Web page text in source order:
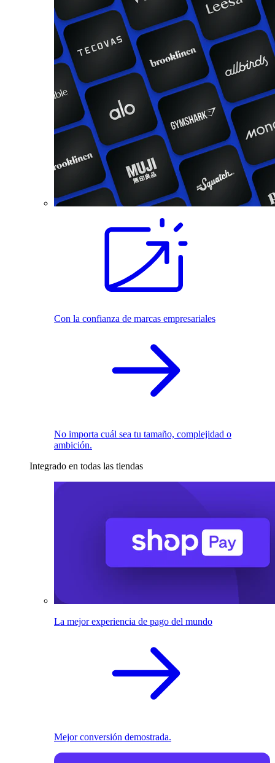
Con la confianza de marcas empresariales
No importa cuál sea tu tamaño, complejidad o
ambición.
Integrado en todas las tiendas
La mejor experiencia de pago del mundo
Mejor conversión demostrada.